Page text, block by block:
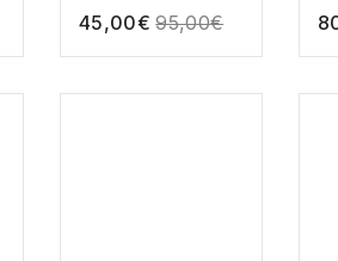
ohenevat. To...
45,00€ 95,00€